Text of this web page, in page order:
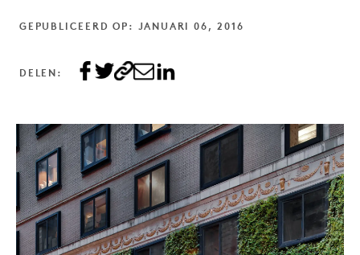
GEPUBLICEERD OP: JANUARI 06, 2016
DELEN: